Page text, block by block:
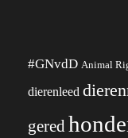
#GNvdD Animal
dierenleed
gered